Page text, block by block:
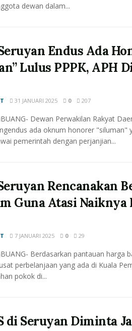
dewan dalam...
Endus Ada
Lulus PPPK, APH
31 JANUARI 2025 0 207
Dewan Perwakilan Rakyat
ada oknum honorer "siluman"
pemerintah dengan perjanjian...
Rencanakan
Guna Atasi Naiknya
7 JANUARI 2025 0 29
Berdasarkan pantauan harga
perbelanjaan yang ada di Kuala
pokok di...
di Seruyan Diminta